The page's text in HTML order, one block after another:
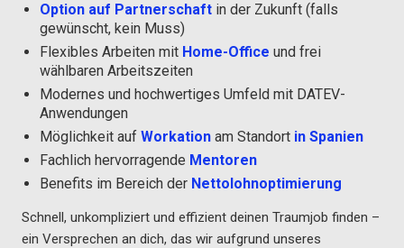
Option auf Partnerschaftin der Zukunft (falls
gewünscht, kein Muss)
Flexibles Arbeiten mit Home-Office und frei
wählbaren Arbeitszeiten
Modernes und hochwertiges Umfeld mit DATEV-
Anwendungen
Möglichkeit auf Workationam Standort in Spanien
Fachlich hervorragende Mentoren
Benefits im Bereich der Nettolohnoptimierung
Schnell, unkompliziert und effizient deinen Traumjob finden –
ein Versprechen an dich, das wir aufgrund unseres